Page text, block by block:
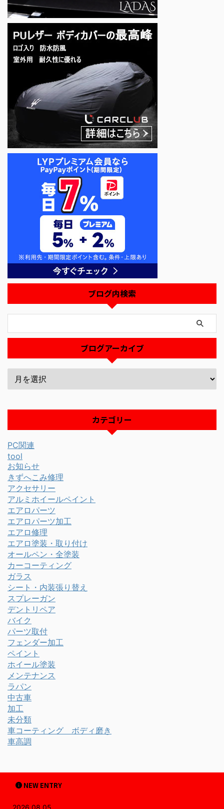
ブログ内検索
ブログアーカイブ
カテゴリー
PC関連
tool
お知らせ
きずへこみ修理
アクセサリー
アルミホイールペイント
エアロパーツ
エアロパーツ加工
エアロ修理
エアロ塗装・取り付け
オールペン・全塗装
カーコーティング
ガラス
シート・内装張り替え
スプレーガン
デントリペア
バイク
パーツ取付
フェンダー加工
ペイント
ホイール塗装
メンテナンス
ラパン
中古車
加工
未分類
車コーティング ボディ磨き
車高調
NEW ENTRY
2026.08.05